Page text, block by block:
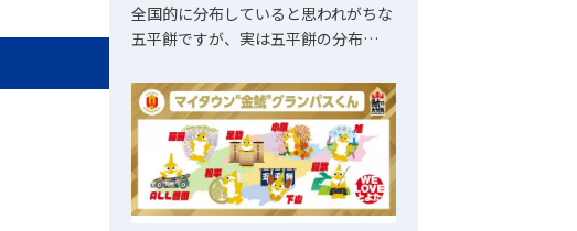
全国的に分布していると思われがちな
五平餅ですが、実は五平餅の分布…